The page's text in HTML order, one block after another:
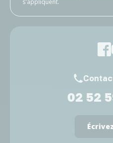
s'appliquent.
02 52